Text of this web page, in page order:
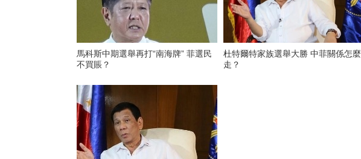
馬科斯中期選舉再打“南海牌” 菲選民
不買賬？
杜特爾特家族選舉大勝 中菲關係怎麼
走？